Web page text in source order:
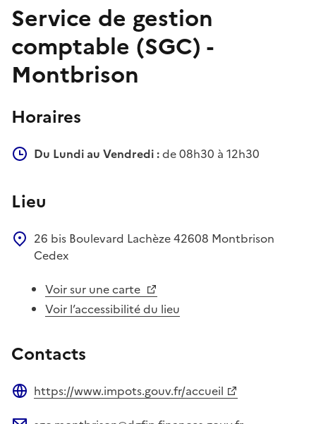
Service de gestion
comptable (SGC) -
Montbrison
Horaires
Du Lundi au Vendredi :de 08h30 à 12h30
Lieu
26 bis Boulevard Lachèze42608 Montbrison
Cedex
Voir sur une carte
Voir l’accessibilité du lieu
Contacts
https://www.impots.gouv.fr/accueil